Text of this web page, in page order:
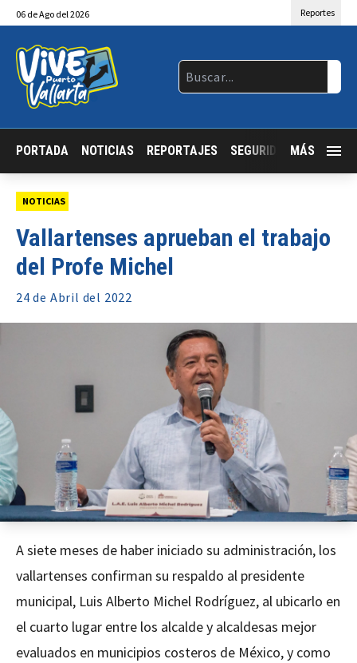
06 deAgo del 2026 Reportes
PORTADA NOTICIAS REPORTAJES SEGURIDAD JALISCO
MÁS
NOTICIAS
Vallartenses aprueban el trabajo
del Profe Michel
24 de Abril del 2022
A siete meses de haber iniciado su administración, los
vallartenses confirman su respaldo al presidente
municipal, Luis Alberto Michel Rodríguez, al ubicarlo en
el cuarto lugar entre los alcalde y alcaldesas mejor
evaluados en municipios costeros de México, y como